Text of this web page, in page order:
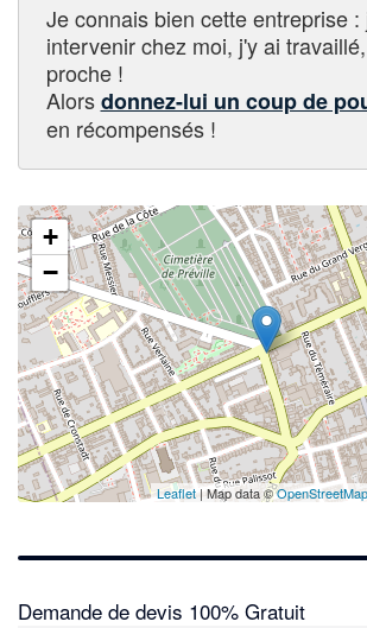
Je connais bien cette entreprise :
intervenir chez moi, j'y ai
proche !
Alorsdonnez-lui un coup de
en récompensés !
+
−
Leaflet| Map data ©
Demande de devis 100% Gratuit